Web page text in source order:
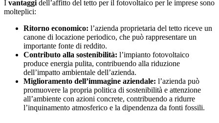
I vantaggi dell’affitto del tetto per il fotovoltaico per le imprese sono
molteplici:
Ritorno economico: l’azienda proprietaria del tetto riceve un
canone di locazione periodico, che può rappresentare un
importante fonte di reddito.
Contributo alla sostenibilità: l’impianto fotovoltaico
produce energia pulita, contribuendo alla riduzione
dell’impatto ambientale dell’azienda.
Miglioramento dell’immagine aziendale: l’azienda può
promuovere la propria politica di sostenibilità e attenzione
all’ambiente con azioni concrete, contribuendo a ridurre
l’inquinamento atmosferico e la dipendenza da fonti fossili.